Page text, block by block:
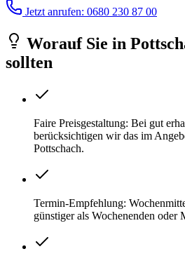
Jetzt anrufen: 0680 230 87 00
Worauf Sie in
sollten
Faire Preisgestaltung: Bei gut
berücksichtigen wir das im
Pottschach.
Termin-Empfehlung:
günstiger als Wochenenden oder